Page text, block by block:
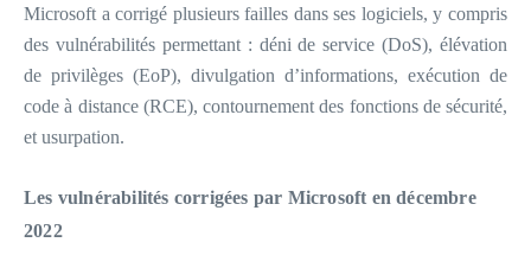
Microsoft a corrigé plusieurs failles dans ses logiciels, y compris
des vulnérabilités permettant : déni de service (DoS), élévation
de privilèges (EoP), divulgation d’informations, exécution de
code à distance (RCE), contournement des fonctions de sécurité,
et usurpation.
Les vulnérabilités corrigées par Microsoft en décembre
2022